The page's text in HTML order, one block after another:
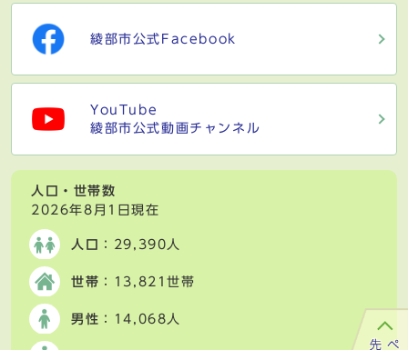
綾部市公式Facebook
YouTube
綾部市公式動画チャンネル
人口・世帯数
2026年8月1日現在
人口 ：29,390人
世帯 ：13,821世帯
男性 ：14,068人